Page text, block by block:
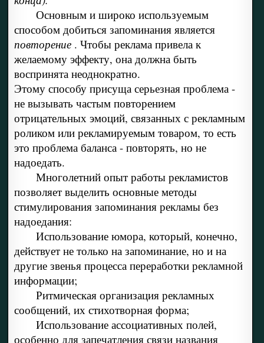
Основным и широко используемым
способом добиться запоминания является
повторение . Чтобы реклама привела к
желаемому эффекту, она должна быть
воспринята неоднократно.
Этому способу присуща серьезная проблема -
не вызывать частым повторением
отрицательных эмоций, связанных с рекламным
роликом или рекламируемым товаром, то есть
это проблема баланса - повторять, но не
надоедать.
Многолетний опыт работы рекламистов
позволяет выделить основные методы
стимулирования запоминания рекламы без
надоедания:
Использование юмора, который, конечно,
действует не только на запоминание, но и на
другие звенья процесса переработки рекламной
информации;
Ритмическая организация рекламных
сообщений, их стихотворная форма;
Использование ассоциативных полей,
особенно для запечатления связи названия